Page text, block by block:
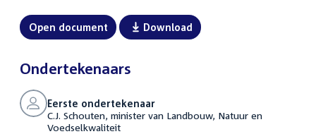
Open document Download
Ondertekenaars
Eerste ondertekenaar
C.J. Schouten, minister van Landbouw, Natuur en
Voedselkwaliteit